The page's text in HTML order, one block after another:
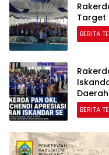
Target
BERITA
Daerah
BERITA